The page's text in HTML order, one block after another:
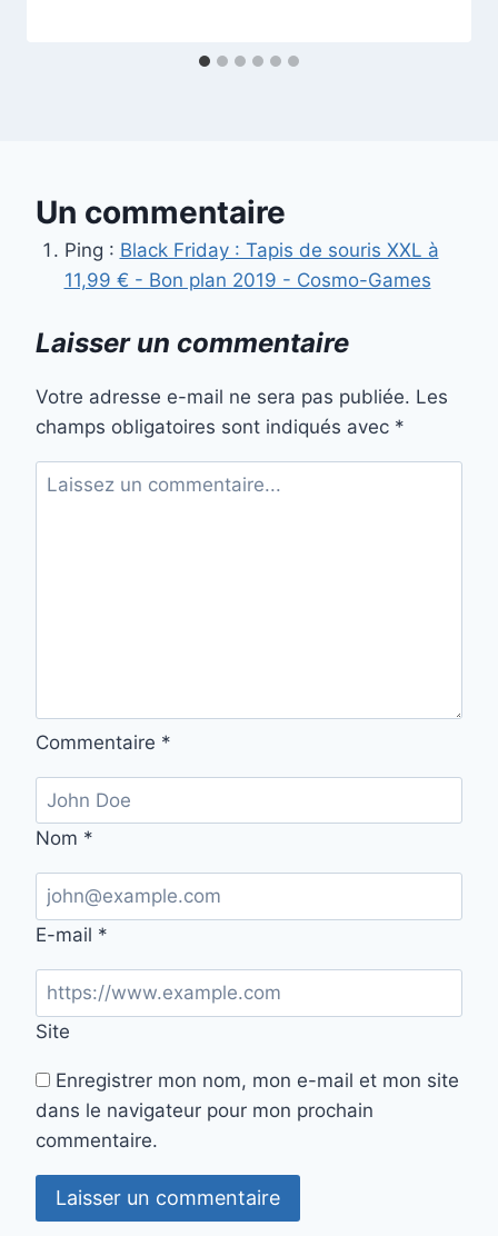
Un commentaire
Ping : Black Friday : Tapis de souris XXL à
11,99 € - Bon plan 2019 - Cosmo-Games
Laisser un commentaire
Votre adresse e-mail ne sera pas publiée. Les
champs obligatoires sont indiqués avec *
Commentaire *
Nom *
E-mail *
Site
Enregistrer mon nom, mon e-mail et mon site
dans le navigateur pour mon prochain
commentaire.